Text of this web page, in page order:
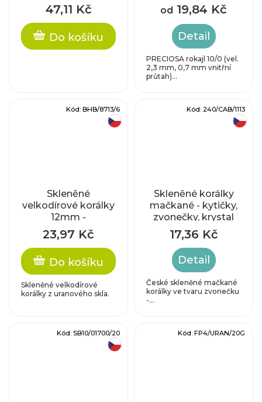
47,11 Kč
Do košíku
od 19,84 Kč
Detail
PRECIOSA rokajl 10/0 (vel.
2,3 mm, 0,7 mm vnitřní
průtah)...
Skleněné
velkodírové korálky
12mm -
žluté/stříbrný
průtah
23,97 Kč
Do košíku
Skleněné velkodírové
korálky z uranového skla.
Kód: BHB/8713/6
Skleněné korálky
mačkané - kytičky,
zvonečky, krystal
AB
17,36 Kč
Detail
České skleněné mačkané
korálky ve tvaru zvonečku
-...
Kód: 240/CAB/1113
Kód: SB10/01700/20 Kód: FP4/URAN/20G